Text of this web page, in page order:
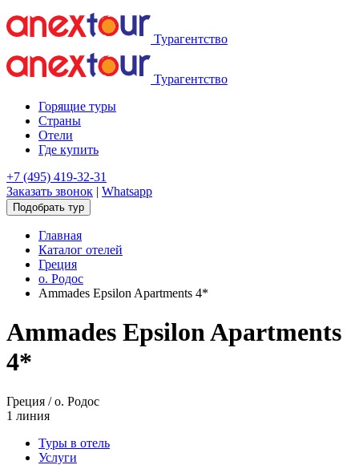
Турагентство
Турагентство
Горящие туры
Страны
Отели
Где купить
+7 (495) 419-32-31
Заказать звонок | Whatsapp
Подобрать тур
Главная
Каталог отелей
Греция
о. Родос
Ammades Epsilon Apartments 4*
Ammades Epsilon Apartments
4*
Греция / о. Родос
1 линия
Туры в отель
Услуги